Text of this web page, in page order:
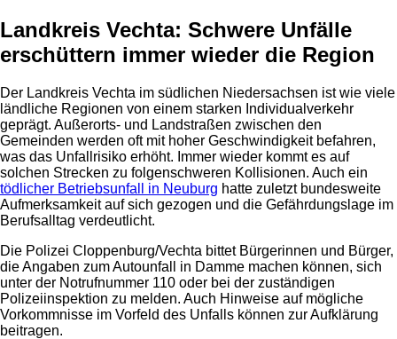
Landkreis Vechta: Schwere Unfälle
erschüttern immer wieder die Region
Der Landkreis Vechta im südlichen Niedersachsen ist wie viele
ländliche Regionen von einem starken Individualverkehr
geprägt. Außerorts- und Landstraßen zwischen den
Gemeinden werden oft mit hoher Geschwindigkeit befahren,
was das Unfallrisiko erhöht. Immer wieder kommt es auf
solchen Strecken zu folgenschweren Kollisionen. Auch ein
tödlicher Betriebsunfall in Neuburg hatte zuletzt bundesweite
Aufmerksamkeit auf sich gezogen und die Gefährdungslage im
Berufsalltag verdeutlicht.
Die Polizei Cloppenburg/Vechta bittet Bürgerinnen und Bürger,
die Angaben zum Autounfall in Damme machen können, sich
unter der Notrufnummer 110 oder bei der zuständigen
Polizeiinspektion zu melden. Auch Hinweise auf mögliche
Vorkommnisse im Vorfeld des Unfalls können zur Aufklärung
beitragen.